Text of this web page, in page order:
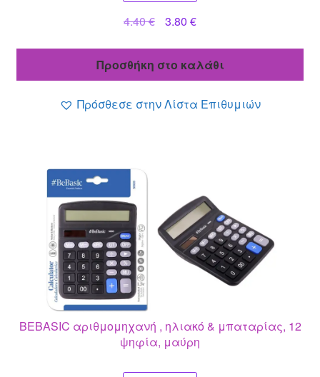
4.40€
Original
4.40 €.
3.80 €Η
είναι:
Προσθήκη στο καλάθι
Πρόσθεσε στην Λίστα Επιθυμιών
BEBASIC αριθμομηχανή , ηλιακό & μπαταρίας, 12
ψηφία, μαύρη